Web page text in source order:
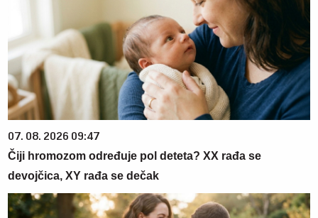
07. 08. 2026 09:47
Čiji hromozom određuje pol deteta? XX rađa se
devojčica, XY rađa se dečak